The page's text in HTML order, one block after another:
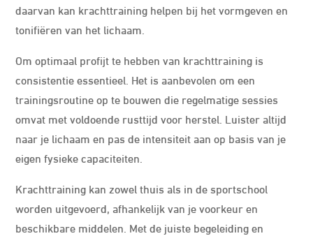
daarvan kan krachttraining helpen bij het vormgeven en
tonifiëren van het lichaam.
Om optimaal profijt te hebben van krachttraining is
consistentie essentieel. Het is aanbevolen om een
trainingsroutine op te bouwen die regelmatige sessies
omvat met voldoende rusttijd voor herstel. Luister altijd
naar je lichaam en pas de intensiteit aan op basis van je
eigen fysieke capaciteiten.
Krachttraining kan zowel thuis als in de sportschool
worden uitgevoerd, afhankelijk van je voorkeur en
beschikbare middelen. Met de juiste begeleiding en